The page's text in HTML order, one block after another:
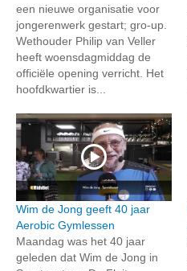
een nieuwe organisatie voor
jongerenwerk gestart; gro-up.
Wethouder Philip van Veller
heeft woensdagmiddag de
officiële opening verricht. Het
hoofdkwartier is...
Wim de Jong geeft 40 jaar
Aerobic Gymlessen
Maandag was het 40 jaar
geleden dat Wim de Jong in